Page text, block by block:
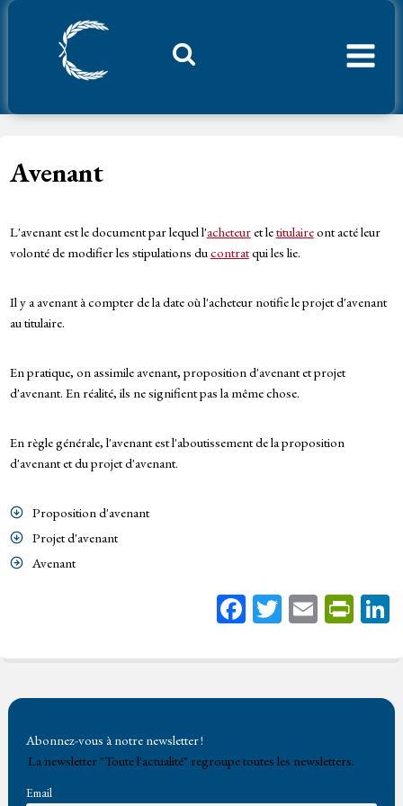
Aller
Avenant
L'avenant est le document par lequel l'acheteuret letitulaireont acté leur
volonté de modifier les stipulations du contratqui les lie.
Il y a avenant à compter de la date où l'acheteur notifie le projet d'avenant
au titulaire.
En pratique, on assimile avenant, proposition d'avenant et projet
d'avenant. En réalité, ils ne signifient pas la même chose.
En règle générale, l'avenant est l'aboutissement de la proposition
d'avenant et du projet d'avenant.
Proposition d'avenant
Projet d'avenant
Avenant
Fa
bo
ok
T
tt
er
E
ail
Pr
tF
rie
Abonnez-vous à notre newsletter !
La newsletter "Toute l'actualité" regroupe toutes les newsletters.
Email